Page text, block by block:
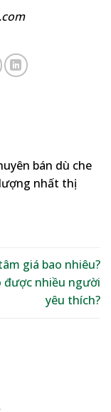
bán dù che
nhất thị
giá bao nhiêu?
được nhiều người
yêu thích?